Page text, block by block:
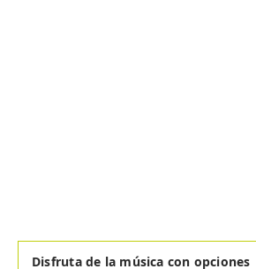
Disfruta de la música con opciones